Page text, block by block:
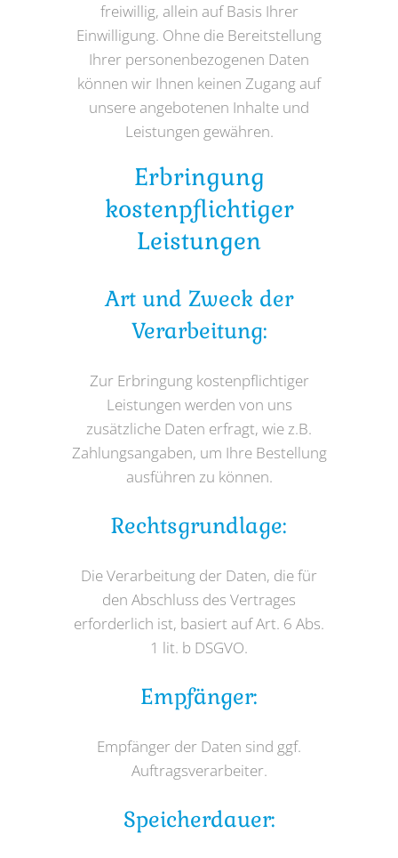
freiwillig, allein auf Basis Ihrer
Einwilligung. Ohne die Bereitstellung
Ihrer personenbezogenen Daten
können wir Ihnen keinen Zugang auf
unsere angebotenen Inhalte und
Leistungen gewähren.
Erbringung
kostenpflichtiger
Leistungen
Art und Zweck der
Verarbeitung:
Zur Erbringung kostenpflichtiger
Leistungen werden von uns
zusätzliche Daten erfragt, wie z.B.
Zahlungsangaben, um Ihre Bestellung
ausführen zu können.
Rechtsgrundlage:
Die Verarbeitung der Daten, die für
den Abschluss des Vertrages
erforderlich ist, basiert auf Art. 6 Abs.
1 lit. b DSGVO.
Empfänger:
Empfänger der Daten sind ggf.
Auftragsverarbeiter.
Speicherdauer: